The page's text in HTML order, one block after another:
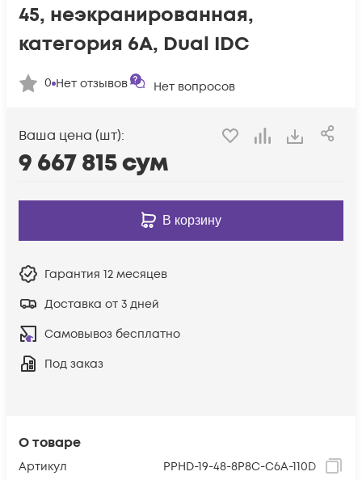
О товаре
Артикул
PPHD-19-48-8P8C-C6A-110D
45, неэкранированная,
категория 6A, Dual IDC
0 Нет отзывов Нет вопросов
Ваша цена (шт):
9 667 815сум
В корзину
Гарантия 12 месяцев
Доставка от 3 дней
Самовывоз бесплатно
Под заказ